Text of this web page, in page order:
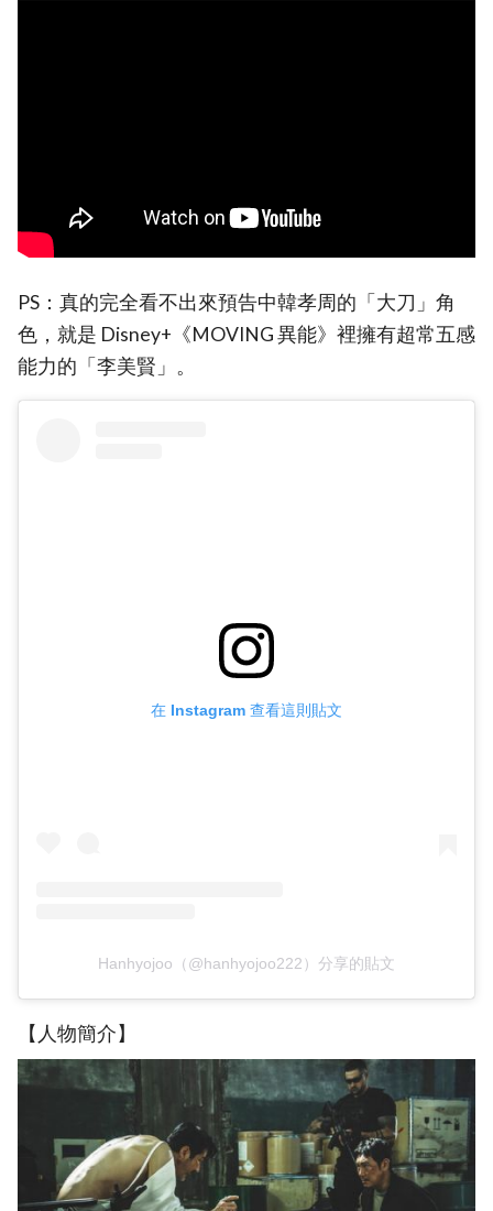
PS：真的完全看不出來預告中韓孝周的「大刀」角
色，就是 Disney+《MOVING 異能》裡擁有超常五感
能力的「李美賢」。
在 Instagram 查看這則貼文
Hanhyojoo（@hanhyojoo222）分享的貼文
【人物簡介】